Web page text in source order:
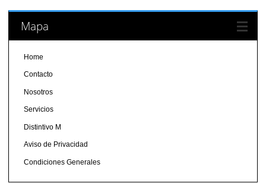
Mapa
Home
Contacto
Nosotros
Servicios
Distintivo M
Aviso de Privacidad
Condiciones Generales